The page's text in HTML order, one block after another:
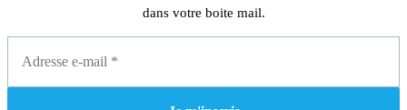
dans votre boite mail.